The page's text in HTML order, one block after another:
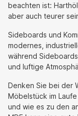
beachten ist:
aber auch teurer
Sideboards und
modernes,
während
und luftige
Denken Sie bei der
Möbelstück im
und wie es zu den